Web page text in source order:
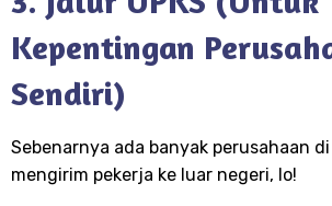
Kepentingan
Sendiri)
Sebenarnya ada banyak perusahaan
mengirim pekerja ke luar negeri, lo!